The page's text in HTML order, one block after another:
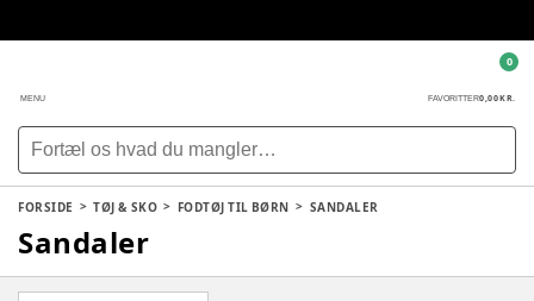
MENU FAVORITTER0,00 KR.
0
FORSIDE TØJ & SKO FODTØJ TIL BØRN SANDALER
Sandaler